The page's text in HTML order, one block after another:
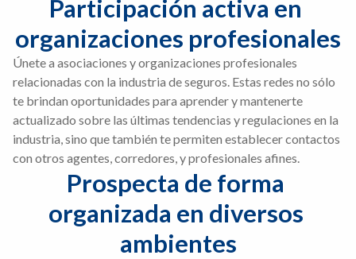
Participación activa en
organizaciones profesionales
Únete a asociaciones y organizaciones profesionales
relacionadas con la industria de seguros. Estas redes no sólo
te brindan oportunidades para aprender y mantenerte
actualizado sobre las últimas tendencias y regulaciones en la
industria, sino que también te permiten establecer contactos
con otros agentes, corredores, y profesionales afines.
Prospecta de forma
organizada en diversos
ambientes